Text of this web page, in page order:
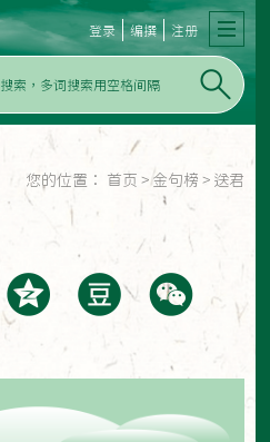
登录 编撰 注册
您的位置： 首页 > 金句榜 > 送君